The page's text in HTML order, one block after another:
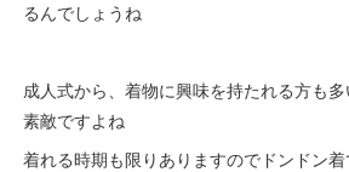
るんでしょうね
成人式から、着物に興味を持たれる方も
素敵ですよね
着れる時期も限りありますのでドンドン